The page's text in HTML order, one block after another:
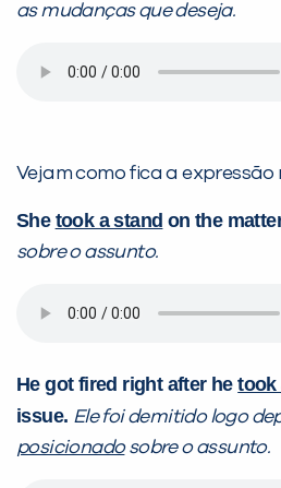
as mudanças que deseja.
Vejam como fica a expressão
She took a stand on the
sobre o assunto.
He got fired right after hetook
issue. Ele foi demitido logo
posicionadosobre o assunto.
Sim Não
VOLTAR